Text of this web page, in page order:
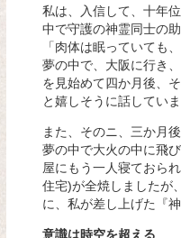
私は、入信して、十年
中で守護の神霊同士の
「肉体は眠っていても
夢の中で、大阪に行き
を見始めて四か月後、
と嬉しそうに話してい
また、そのニ、三か月
夢の中で大火の中に飛
屋にもう一人寝ておら
住宅)が全焼しましたが
に、私が差し上げた『
意識は時空を超える